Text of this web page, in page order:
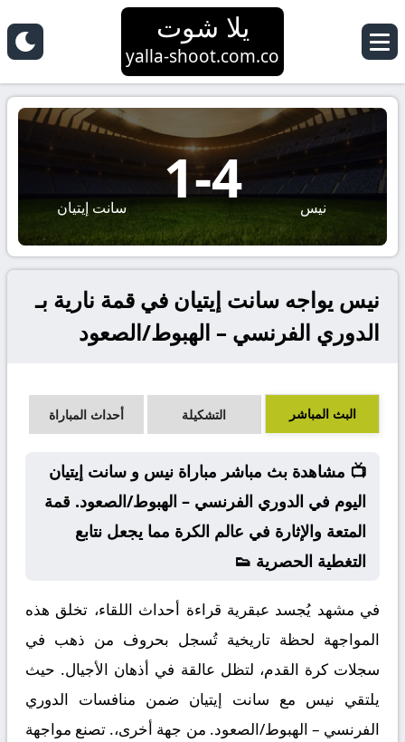
يلا شوت
yalla-shoot.com.co
نيس 4
-
1 سانت إيتيان
نيس يواجه سانت إيتيان في قمة نارية بـ
الدوري الفرنسي – الهبوط/الصعود
البث المباشر التشكيلة أحداث المباراة
📺 مشاهدة بث مباشر مباراة نيس و سانت إيتيان
اليوم في الدوري الفرنسي – الهبوط/الصعود. قمة
المتعة والإثارة في عالم الكرة مما يجعل نتابع
التغطية الحصرية 👟
في مشهد يُجسد عبقرية قراءة أحداث اللقاء، تخلق هذه
المواجهة لحظة تاريخية تُسجل بحروف من ذهب في
سجلات كرة القدم، لتظل عالقة في أذهان الأجيال. حيث
يلتقي نيس مع سانت إيتيان ضمن منافسات الدوري
الفرنسي – الهبوط/الصعود. من جهة أخرى،. تصنع مواجهة